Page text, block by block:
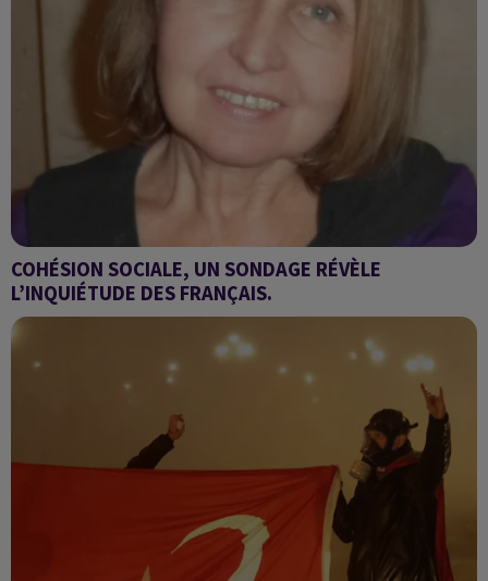
COHÉSION SOCIALE, UN SONDAGE RÉVÈLE
L’INQUIÉTUDE DES FRANÇAIS.
L’invitée du jour : Catherine Wihtol de Wenden